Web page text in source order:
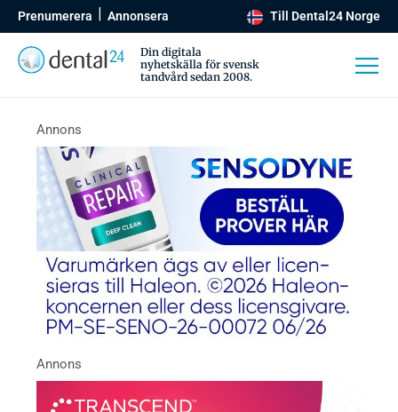
Prenumerera Annonsera Till Dental24 Norge
Din digitala
nyhetskälla för svensk
tandvård sedan 2008.